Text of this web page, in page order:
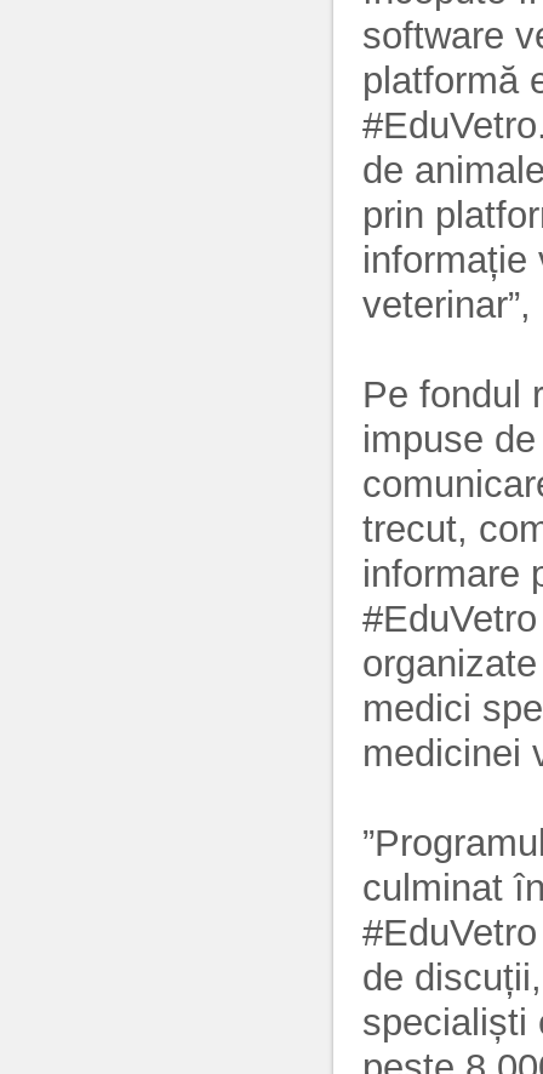
software
platformă
de
prin
informație
Pe fondul
impuse
trecut,
informare
medici
medicinei
culminat
de
specialiști